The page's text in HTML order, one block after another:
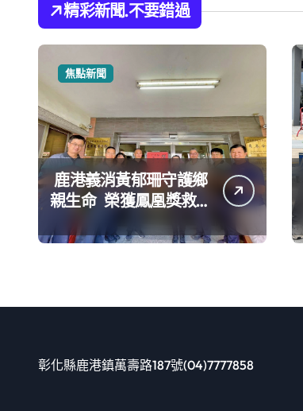
精彩新聞.不要錯過
焦點新聞
鹿港義消黃郁珊守護鄉
親生命 榮獲鳳凰獎救
彰化縣鹿港鎮萬壽路187號(04)7777858